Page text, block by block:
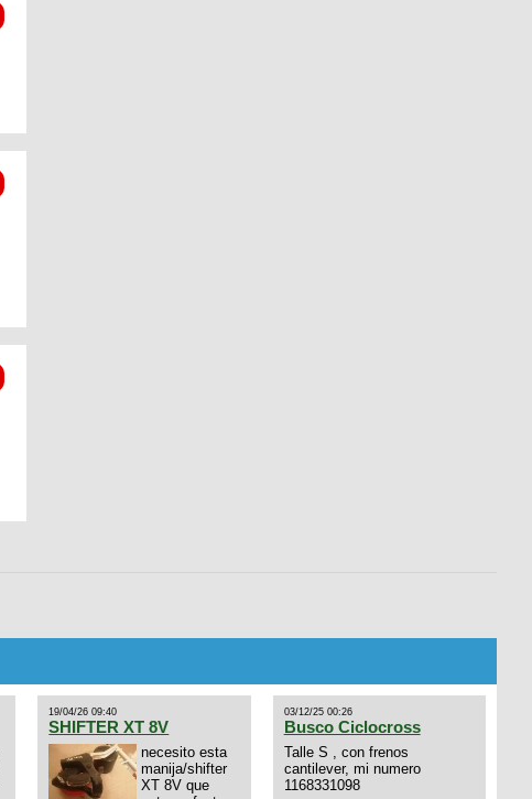
19/04/26 09:40
SHIFTER XT 8V
necesito esta
manija/shifter
XT 8V que
03/12/25 00:26
Busco Ciclocross
Talle S , con frenos
cantilever, mi numero
1168331098